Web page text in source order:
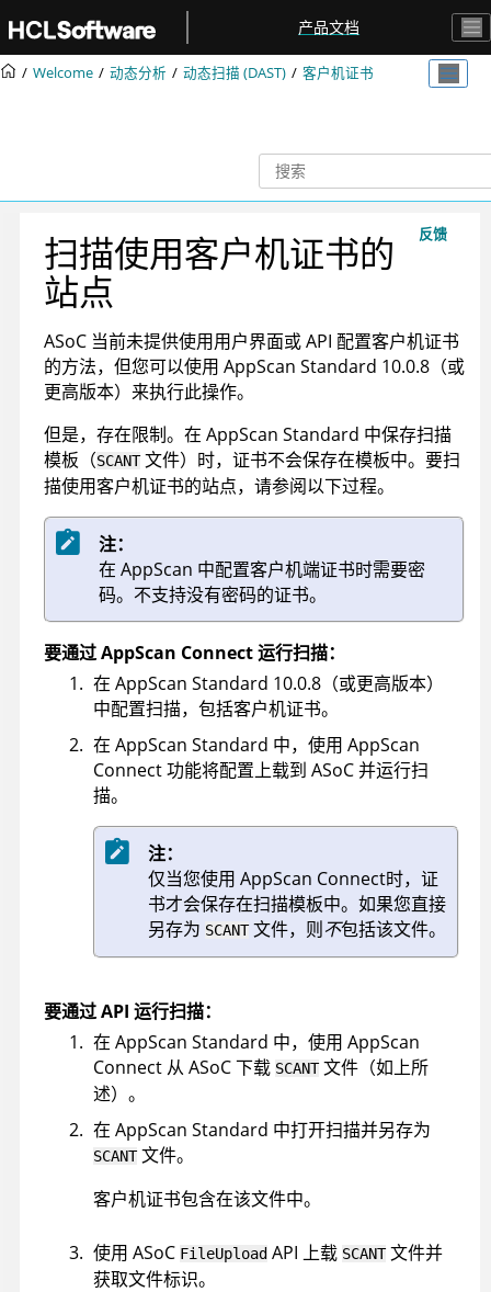
产品文档
Welcome 动态分析 动态扫描 (DAST) 客户机证书
反馈
扫描使用客户机证书的
站点
ASoC 当前未提供使用用户界面或 API 配置客户机证书
的方法，但您可以使用 AppScan Standard 10.0.8 （或
更高版本）来执行此操作。
但是，存在限制。在 AppScan Standard 中保存扫描
模板（SCANT文件）时，证书不会保存在模板中。要扫
描使用客户机证书的站点，请参阅以下过程。
注：
在 AppScan 中配置客户机端证书时需要密
码。不支持没有密码的证书。
要通过AppScan Connect 运行扫描：
在 AppScan Standard 10.0.8 （或更高版本）
中配置扫描，包括客户机证书。
在 AppScan Standard 中，使用 AppScan
Connect 功能将配置上载到 ASoC并运行扫
描。
注：
仅当您使用 AppScan Connect时，证
书才会保存在扫描模板中。如果您直接
另存为 SCANT文件，则不包括该文件。
要通过 API 运行扫描：
在 AppScan Standard 中，使用 AppScan
Connect 从 ASoC下载 SCANT文件（如上所
述）。
在 AppScan Standard 中打开扫描并另存为
SCANT文件。
客户机证书包含在该文件中。
使用 ASoC FileUpload API 上载 SCANT文件并
获取文件标识。